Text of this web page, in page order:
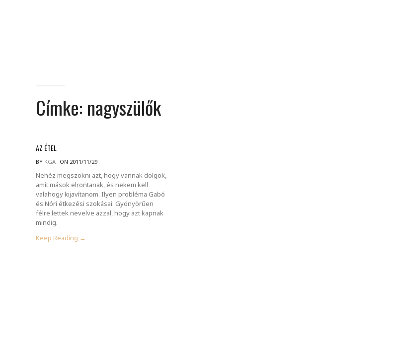
Címke: nagyszülők
AZ ÉTEL
BY KGA ON 2011/11/29
Nehéz megszokni azt, hogy vannak dolgok,
amit mások elrontanak, és nekem kell
valahogy kijavítanom. Ilyen probléma Gabó
és Nóri étkezési szokásai. Gyönyörűen
félre lettek nevelve azzal, hogy azt kapnak
mindig.
Keep Reading →